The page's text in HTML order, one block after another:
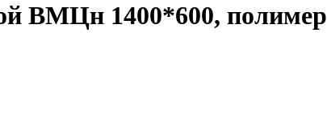
ВМЦн 1400*600, полимер